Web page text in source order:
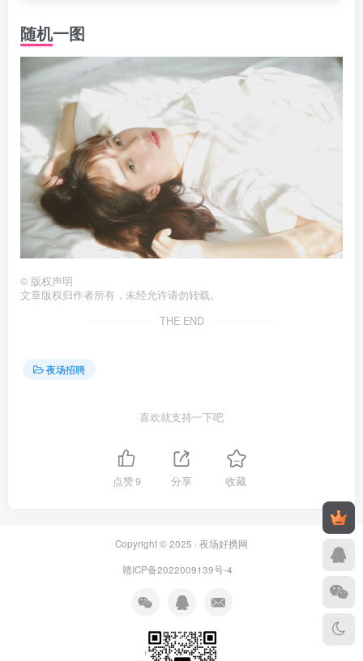
随机一图
© 版权声明
文章版权归作者所有，未经允许请勿转载。
THE END
夜场招聘
喜欢就支持一下吧
点赞9 分享 收藏
Copyright © 2025 · 夜场好携网
赣ICP备2022009139号-4